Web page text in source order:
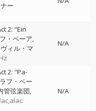
ー
2: "Ein
・ベーア
ィル・マ
N/A
2: "Pa-
フ・ベー
管弦楽団
N/A